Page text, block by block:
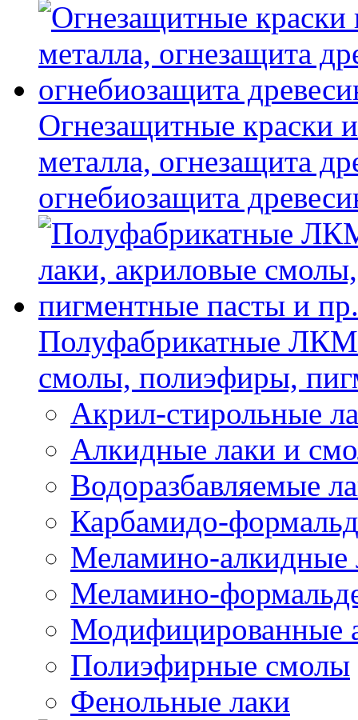
Огнезащитные краски
металла, огнезащита
огнебиозащита
Полуфабрикатные ЛКМ
смолы, полиэфиры,
Акрил-стирольные
Алкидные лаки и
Водоразбавляемые
Карбамидо-
Меламино-алкидные
Меламино-
Модифицированные
Полиэфирные смолы
Фенольные лаки